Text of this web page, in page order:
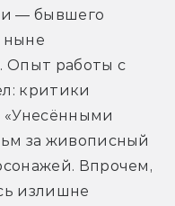
— бывшего
ныне
Опыт работы с
критики
«Унесёнными
за живописный
Впрочем,
излишне